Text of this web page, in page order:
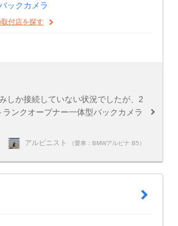
ックカメラ
付店を探す
しか接続していない状況でしたが、2
ンクオープナー一体型バックカメラ
アルピニスト （愛車：BMWアルピナ B5）